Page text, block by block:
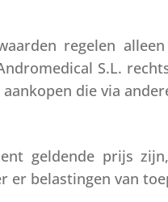
regelen
S.L.
die via
geldende prijs
er belastingen van